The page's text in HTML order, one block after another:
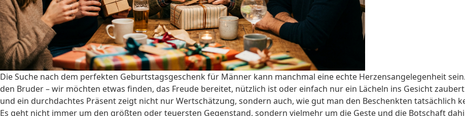
Die Suche nach dem perfekten Geburtstagsgeschenk für Männer kann manchmal eine echte Herzensangelegenheit
den Bruder – wir möchten etwas finden, das Freude bereitet, nützlich ist oder einfach nur ein Lächeln ins Gesicht
und ein durchdachtes Präsent zeigt nicht nur Wertschätzung, sondern auch, wie gut man den Beschenkten tatsächlich
Es geht nicht immer um den größten oder teuersten Gegenstand, sondern vielmehr um die Geste und die Botschaft